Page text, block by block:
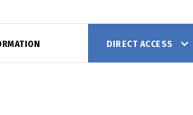
DIRECT ACCESS